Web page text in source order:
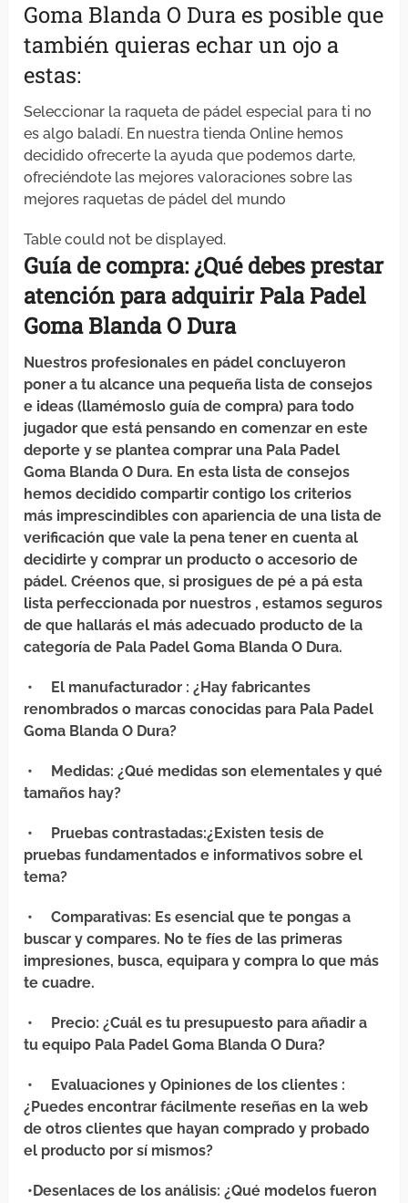
Goma Blanda O Dura es posible que
también quieras echar un ojo a
estas:
Seleccionar la raqueta de pádel especial para ti no
es algo baladí. En nuestra tienda Online hemos
decidido ofrecerte la ayuda que podemos darte,
ofreciéndote las mejores valoraciones sobre las
mejores raquetas de pádel del mundo
Table could not be displayed.
Guía de compra: ¿Qué debesprestar
atenciónparaadquirirPala Padel
Goma Blanda O Dura
Nuestros profesionales en pádel concluyeron
poner a tu alcance una pequeña lista de consejos
e ideas (llamémoslo guía de compra) para todo
jugador que está pensando en comenzar en este
deporte y se plantea comprar una Pala Padel
Goma Blanda O Dura. En esta lista de consejos
hemos decidido compartir contigo los criterios
más imprescindibles con apariencia de una lista de
verificación que vale la pena tener en cuenta al
decidirte y comprar un producto o accesorio de
pádel. Créenos que, si prosigues de pé a pá esta
lista perfeccionada por nuestros , estamos seguros
de que hallarás el más adecuado producto de la
categoría de Pala Padel Goma Blanda O Dura.
• El manufacturador : ¿Hay fabricantes
renombrados o marcas conocidas para Pala Padel
Goma Blanda O Dura?
• Medidas: ¿Qué medidas son elementales y qué
tamaños hay?
• Pruebas contrastadas:¿Existen tesis de
pruebas fundamentados e informativos sobre el
tema?
•Comparativas: Es esencial que te pongas a
buscar y compares. No te fíes de las primeras
impresiones, busca, equipara y compra lo que más
te cuadre.
• Precio: ¿Cuál es tu presupuesto para añadir a
tu equipo Pala Padel Goma Blanda O Dura?
• Evaluaciones y Opiniones de los clientes :
¿Puedes encontrar fácilmente reseñas en la web
de otros clientes que hayan comprado y probado
el producto por sí mismos?
• Desenlaces de los análisis: ¿Qué modelos fueron